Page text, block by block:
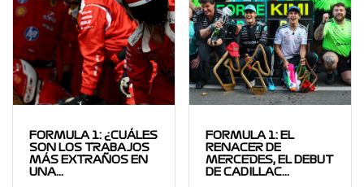
FORMULA 1: ¿CUÁLES
SON LOS TRABAJOS
MÁS EXTRAÑOS EN
UNA…
FORMULA 1: EL
RENACER DE
MERCEDES, EL DEBUT
DE CADILLAC…